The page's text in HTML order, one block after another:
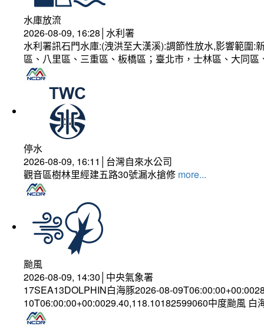
水庫放流
2026-08-09, 16:28│水利署
水利署訊石門水庫:(洩洪至大漢溪):調節性放水,影響範圍
區、八里區、三重區、板橋區；臺北市，士林區、大同
停水
2026-08-09, 16:11│台灣自來水公司
觀音區樹林里經建五路30號漏水搶修 more...
颱風
2026-08-09, 14:30│中央氣象署
17SEA13DOLPHIN白海豚2026-08-
10T06:00:00+00:0029.40,118.10182599060中度颱風 白